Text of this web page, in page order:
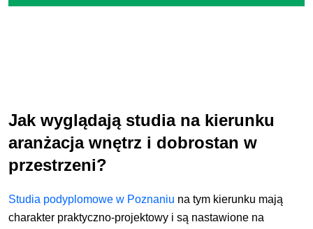
Jak wyglądają studia na kierunku
aranżacja wnętrz i dobrostan w
przestrzeni?
Studia podyplomowe w Poznaniu na tym kierunku mają
charakter praktyczno-projektowy i są nastawione na